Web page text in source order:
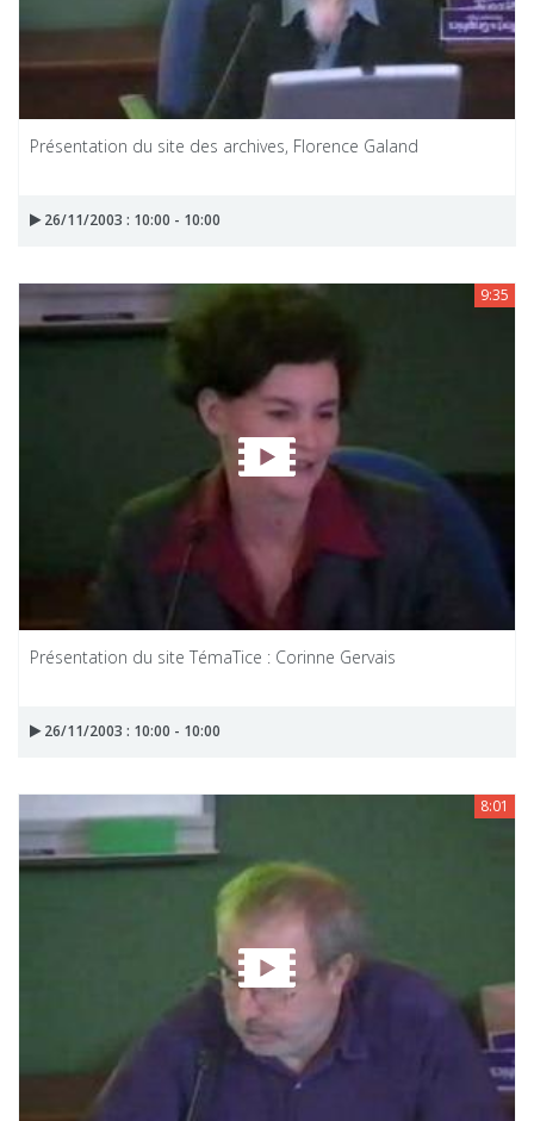
Présentation du site des archives, Florence Galand
26/11/2003 : 10:00 - 10:00
9:35
Présentation du site TémaTice : Corinne Gervais
26/11/2003 : 10:00 - 10:00
8:01